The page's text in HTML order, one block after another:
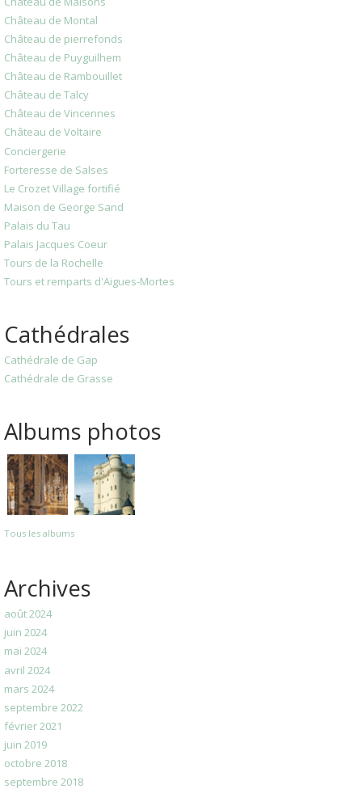
Château de Montal
Château de pierrefonds
Château de Puyguilhem
Château de Rambouillet
Château de Talcy
Château de Vincennes
Château de Voltaire
Conciergerie
Forteresse de Salses
Le Crozet Village fortifié
Maison de George Sand
Palais du Tau
Palais Jacques Coeur
Tours de la Rochelle
Tours et remparts d'Aigues-Mortes
Cathédrales
Cathédrale de Gap
Cathédrale de Grasse
Albums photos
Tous les albums
Archives
août 2024
juin 2024
mai 2024
avril 2024
mars 2024
septembre 2022
février 2021
juin 2019
octobre 2018
septembre 2018